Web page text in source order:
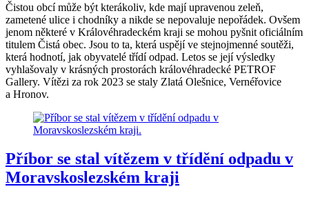
Čistou obcí může být kterákoliv, kde mají upravenou zeleň,
zametené ulice i chodníky a nikde se nepovaluje nepořádek. Ovšem
jenom některé v Královéhradeckém kraji se mohou pyšnit oficiálním
titulem Čistá obec. Jsou to ta, která uspějí ve stejnojmenné soutěži,
která hodnotí, jak obyvatelé třídí odpad. Letos se její výsledky
vyhlašovaly v krásných prostorách královéhradecké PETROF
Gallery. Vítězi za rok 2023 se staly Zlatá Olešnice, Vernéřovice
a Hronov.
Příbor se stal vítězem v třídění odpadu v
Moravskoslezském kraji